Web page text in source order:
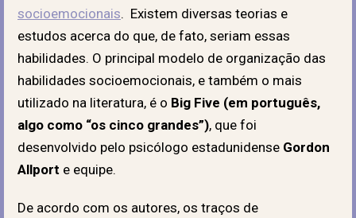
socioemocionais. Existem diversas teorias e
estudos acerca do que, de fato, seriam essas
habilidades. O principal modelo de organização das
habilidades socioemocionais, e também o mais
utilizado na literatura, é o Big Five (em português,
algo como “os cinco grandes”), que foi
desenvolvido pelo psicólogo estadunidense Gordon
Allport e equipe.
De acordo com os autores, os traços de